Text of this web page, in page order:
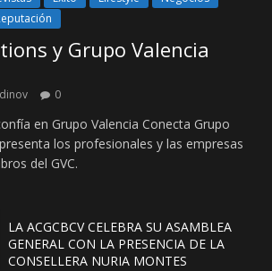
y Grupo Valencia
0
en Grupo Valencia Conecta Grupo
los profesionales y las empresas
del GVC.
LA ACGCBCV CELEBRA SU ASAMBLEA
GENERAL CON LA PRESENCIA DE LA
CONSELLERA NURIA MONTES